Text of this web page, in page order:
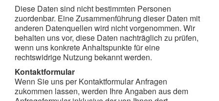
Diese Daten sind nicht bestimmten Personen
zuordenbar. Eine Zusammenführung dieser Daten mit
anderen Datenquellen wird nicht vorgenommen. Wir
behalten uns vor, diese Daten nachträglich zu prüfen,
wenn uns konkrete Anhaltspunkte für eine
rechtswidrige Nutzung bekannt werden.
Kontaktformular
Wenn Sie uns per Kontaktformular Anfragen
zukommen lassen, werden Ihre Angaben aus dem